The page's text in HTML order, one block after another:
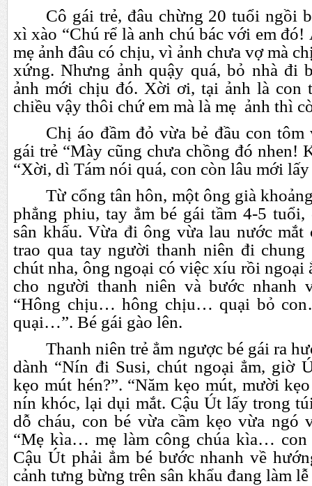
Cô gái trẻ, đâu chừng 20 tuổi ngồi
xì xào “Chú rể là anh chú bác với em
mẹ ảnh đâu có chịu, vì ảnh chưa vợ mà
xứng. Nhưng ảnh quậy quá, bỏ nhà đi
ảnh mới chịu đó. Xời ơi, tại ảnh là con
chiều vậy thôi chứ em mà là mẹ ảnh thì
Chị áo đầm đỏ vừa bẻ đầu con
gái trẻ “Mày cũng chưa chồng đó nhen!
“Xời, dì Tám nói quá, con còn lâu mới
Từ cổng tân hôn, một ông già
phẳng phiu, tay ẳm bé gái tầm 4-5 tuổi,
sân khấu. Vừa đi ông vừa lau nước
trao qua tay người thanh niên đi
chút nha, ông ngoại có việc xíu rồi ngoại
cho người thanh niên và bước nhanh
“Hông chịu… hông chịu… quại bỏ
quại…”. Bé gái gào lên.
Thanh niên trẻ ẳm ngược bé gái ra
dành “Nín đi Susi, chút ngoại ẳm, giờ
kẹo mút hén?”. “Năm kẹo mút, mười
nín khóc, lại dụi mắt. Cậu Út lấy trong
dỗ cháu, con bé vừa cầm kẹo vừa ngó
“Mẹ kìa… mẹ làm công chúa kìa…
Cậu Út phải ẳm bé bước nhanh về
cảnh tưng bừng trên sân khẩu đang làm